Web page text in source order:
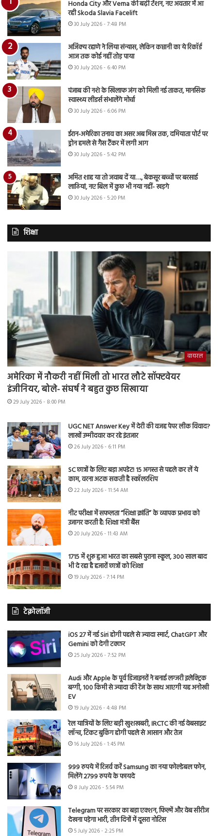
Honda City और Verna की बढ़ी टेंशन, नए अवतार में आ
रही Skoda Slavia Facelift
30 July 2026 - 7:48 PM
अजिंक्य रहाणे ने लिया संन्यास, लेकिन कप्तानी का ये रिकॉर्ड
आज तक कोई नहीं तोड़ पाया
30 July 2026 - 6:40 PM
पंजाब की नशे के खिलाफ जंग को मिली नई ताकत, मानसिक
स्वास्थ्य लीडर्स संभालेंगे मोर्चा
30 July 2026 - 6:06 PM
ईरान-अमेरिका तनाव का असर अब मिस्र तक, दमियाता पोर्ट पर
ड्रोन हमले से गैस टैंकर में लगी आग
30 July 2026 - 5:42 PM
अमित शाह या तो जवाब दें या…., बेकसूर बच्चों पर बरसाई
लाठियां, नए बिल में कुछ भी नया नहीं- खड़गे
30 July 2026 - 5:20 PM
शिक्षा
वायरल
अमेरिका में नौकरी नहीं मिली तो भारत लौटे सॉफ्टवेयर
इंजीनियर, बोले- संघर्ष ने बहुत कुछ सिखाया
29 July 2026 - 8:00 PM
UGC NET Answer Key में देरी की वजह पेपर लीक विवाद?
लाखों उम्मीदवार कर रहे इंतजार
26 July 2026 - 6:11 PM
SC छात्रों के लिए बड़ा अपडेट! 15 अगस्त से पहले कर लें ये
काम, वरना अटक सकती है स्कॉलरशिप
22 July 2026 - 11:54 AM
नीट परीक्षा में सफलता “शिक्षा क्रांति” के व्यापक प्रभाव को
उजागर करती है: शिक्षा मंत्री बैंस
20 July 2026 - 11:43 AM
1715 में शुरू हुआ भारत का सबसे पुराना स्कूल, 300 साल बाद
भी दे रहा है हजारों छात्रों को शिक्षा
19 July 2026 - 7:14 PM
टेक्नोलॉजी
iOS 27 में नई Siri होगी पहले से ज्यादा स्मार्ट, ChatGPT और
Gemini को देगी टक्कर
25 July 2026 - 7:52 PM
Audi और Apple के पूर्व डिजाइनरों ने बनाई लग्जरी इलेक्ट्रिक
बग्गी, 100 किमी से ज्यादा की रेंज के साथ आएगी यह अनोखी
EV
19 July 2026 - 4:48 PM
रेल यात्रियों के लिए बड़ी खुशखबरी, IRCTC की नई वेबसाइट
लॉन्च, टिकट बुकिंग होगी पहले से आसान और तेज
16 July 2026 - 1:45 PM
999 रुपये में रिजर्व करें Samsung का नया फोल्डेबल फोन,
मिलेंगे 2799 रुपये के फायदे
8 July 2026 - 5:54 PM
Telegram पर सरकार का बड़ा एक्शन, फिल्में और वेब सीरीज
देखना पड़ेगा भारी, तीन दिनों में दूसरा नोटिस
5 July 2026 - 2:25 PM